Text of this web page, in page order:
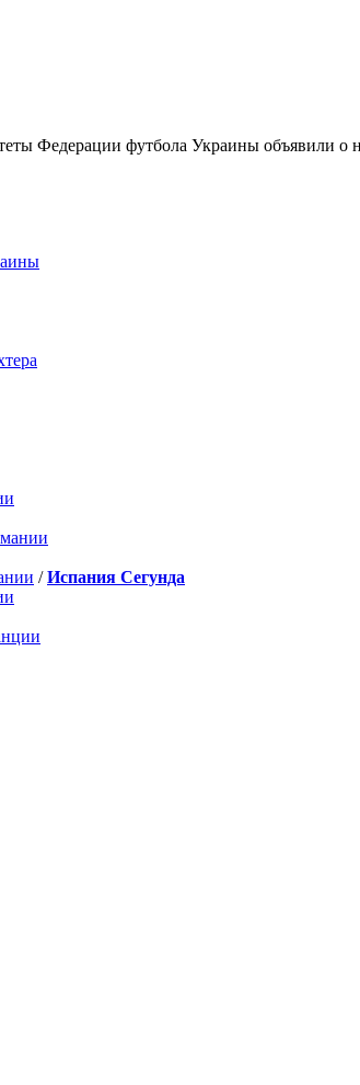
Федерации футбола Украины объявили о
/Испания Сегунда